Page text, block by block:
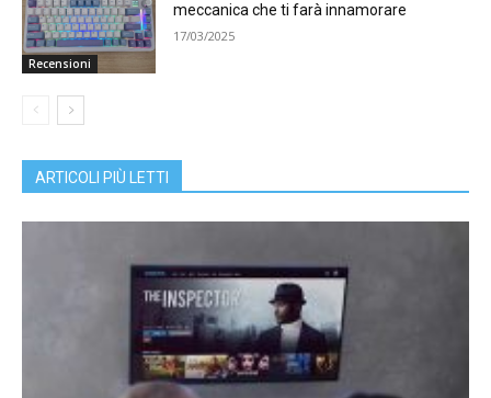
Recensioni
meccanica che ti farà innamorare
17/03/2025
ARTICOLI PIÙ LETTI